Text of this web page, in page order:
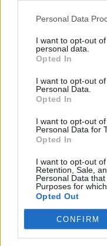
Personal Data
I want to opt-out
personal data.
Opted In
I want to opt-out
Personal Data.
Opted In
I want to opt-out
Personal Data for
Opted In
I want to opt-out
Retention, Sale,
Personal Data
Purposes for
Opted Out
CONFIRM